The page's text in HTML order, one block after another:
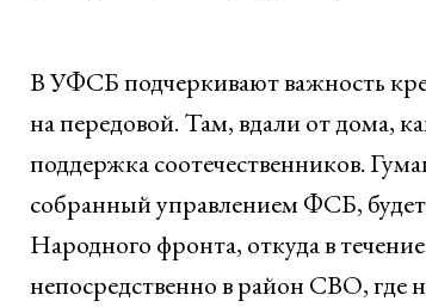
В УФСБ подчеркивают важность
на передовой. Там, вдали от дома,
поддержка соотечественников.
собранный управлением ФСБ, будет
Народного фронта, откуда в
непосредственно в район СВО, где